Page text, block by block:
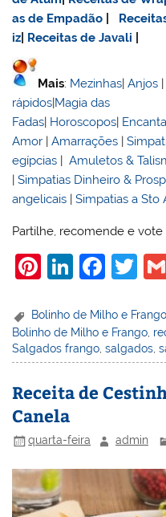
as de Empadão
iz Receitas de Javali
Mais: Mezinhas|Anjos
rápidos|Magia das
Fadas| Horoscopos|
Amor |Amarrações |
egípcias |Amuletos &
|Simpatias Dinheiro &
angelicais |Simpatias a Sto
Partilhe, recomende e
Pi
er
e
st
Li
k
e
dI
n
F
c
e
b
o
k
T
itt
er
Bolinho de Milho e Frango
Bolinho de Milho e Frango
Salgados frango ,salgados ,
Receita de
Canela
quarta-feira admin